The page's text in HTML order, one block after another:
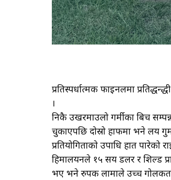
प्रतिस्पर्धात्मक फाइनलमा
।
निकै उखरमाउलो गर्मीका बिच
चुकाएपछि दोस्रो हाफमा भने लय
प्रतियोगिताको उपाधि हात
हिमालयनले १५ सय डलर र शिल्ड
भए भने रुपक लामाले उच्च